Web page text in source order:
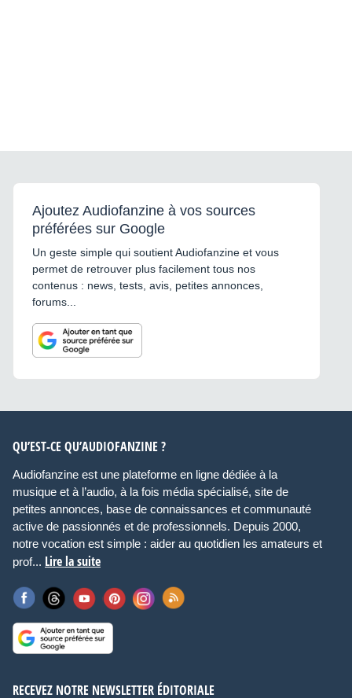
Ajoutez Audiofanzine à vos sources
préférées sur Google
Un geste simple qui soutient Audiofanzine et vous
permet de retrouver plus facilement tous nos
contenus : news, tests, avis, petites annonces,
forums...
QU’EST-CE QU’AUDIOFANZINE ?
Audiofanzine est une plateforme en ligne dédiée à la
musique et à l’audio, à la fois média spécialisé, site de
petites annonces, base de connaissances et communauté
active de passionnés et de professionnels. Depuis 2000,
notre vocation est simple : aider au quotidien les amateurs et
prof... Lire la suite
RECEVEZ NOTRE NEWSLETTER ÉDITORIALE